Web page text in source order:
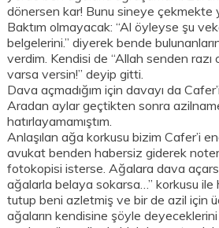
dönersen kar! Bunu sineye çekmekte
Baktım olmayacak: “Al öyleyse şu
belgelerini.” diyerek bende
verdim. Kendisi de “Allah senden razı
varsa versin!” deyip gitti.
Dava açmadığım için davayı da
Aradan aylar geçtikten sonra
hatırlayamamıştım.
Anlaşılan ağa korkusu bizim Cafer’i
avukat benden habersiz giderek
fotokopisi isterse. Ağalara dava
ağalarla belaya sokarsa…” korkusu
tutup beni azletmiş ve bir de azil için
ağaların kendisine şöyle deyeceklerini